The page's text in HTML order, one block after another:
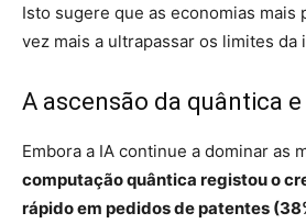
Isto sugere que as economias mais
vez mais a ultrapassar os limites da
A ascensão da quântica e
Embora a IA continue a dominar as
computação quântica registou o
rápido em pedidos de patentes